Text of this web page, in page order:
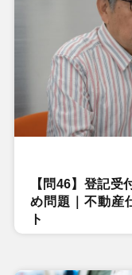
【問46】登記受
め問題｜不動産
ト